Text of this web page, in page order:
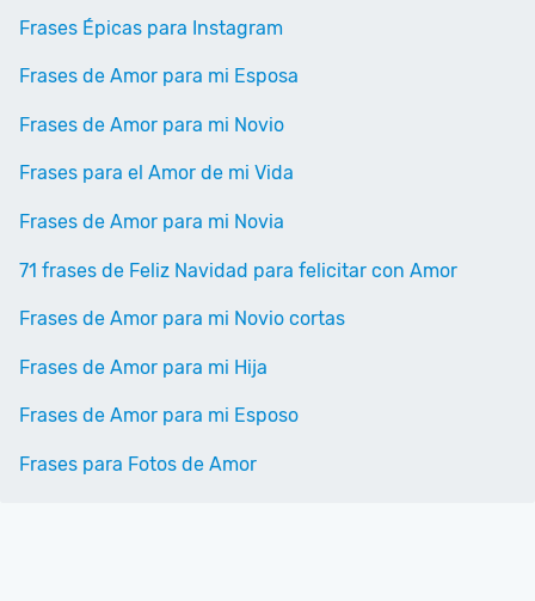
Frases Épicas para Instagram
Frases de Amor para mi Esposa
Frases de Amor para mi Novio
Frases para el Amor de mi Vida
Frases de Amor para mi Novia
71 frases de Feliz Navidad para felicitar con Amor
Frases de Amor para mi Novio cortas
Frases de Amor para mi Hija
Frases de Amor para mi Esposo
Frases para Fotos de Amor